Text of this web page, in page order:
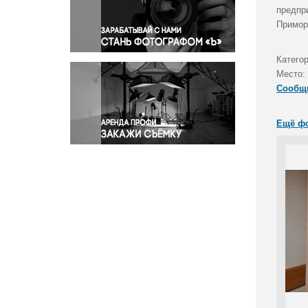
Правосудие
Происшествия и конфликты
Религия
Светская жизнь
Спорт
Экология
Экономика и бизнес
Место:
Ещё